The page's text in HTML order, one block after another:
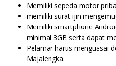
Memiliki sepeda motor
memiliki surat ijin
Memiliki smartphone
minimal 3GB serta dapat
Pelamar harus menguasai
Majalengka.